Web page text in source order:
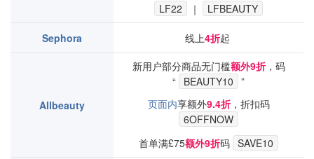
LF22
｜ LFBEAUTY
Sephora 线上4折起
Allbeauty
新用户部分商品无门槛额外9折，码
“ BEAUTY10 ”
页面内享额外9.4折，折扣码
6OFFNOW
首单满£75额外9折码 SAVE10